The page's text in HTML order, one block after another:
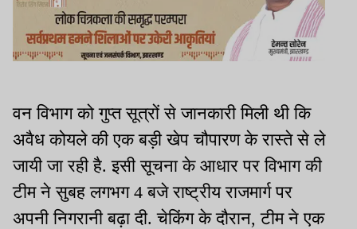
वन विभाग को गुप्त सूत्रों से जानकारी मिली थी कि
अवैध कोयले की एक बड़ी खेप चौपारण के रास्ते से ले
जायी जा रही है. इसी सूचना के आधार पर विभाग की
टीम ने सुबह लगभग 4 बजे राष्ट्रीय राजमार्ग पर
अपनी निगरानी बढ़ा दी. चेकिंग के दौरान, टीम ने एक